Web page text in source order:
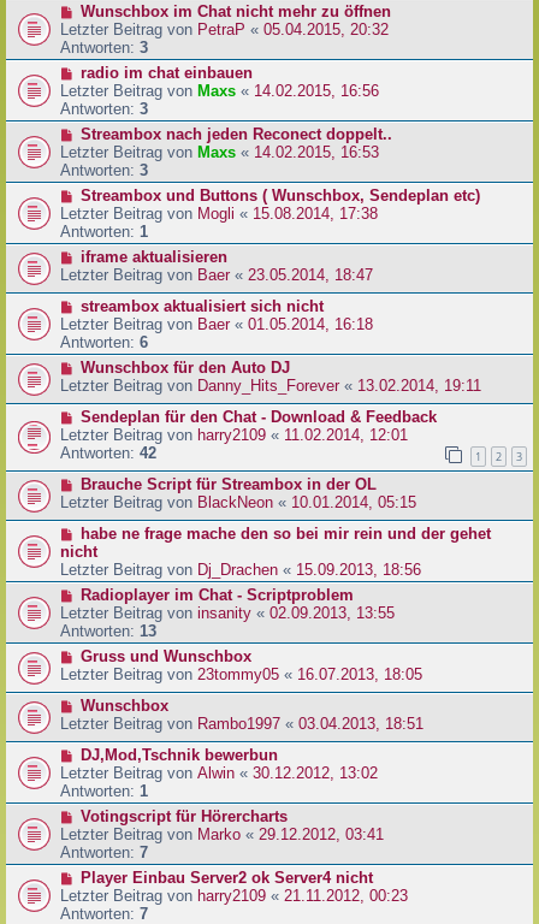
Wunschbox im Chat nicht mehr zu öffnen
Letzter Beitrag von PetraP « 05.04.2015, 20:32
Antworten: 3
radio im chat einbauen
Letzter Beitrag von Maxs « 14.02.2015, 16:56
Antworten: 3
Streambox nach jeden Reconect doppelt..
Letzter Beitrag von Maxs « 14.02.2015, 16:53
Antworten: 3
Streambox und Buttons ( Wunschbox, Sendeplan etc)
Letzter Beitrag von Mogli « 15.08.2014, 17:38
Antworten: 1
iframe aktualisieren
Letzter Beitrag von Baer « 23.05.2014, 18:47
streambox aktualisiert sich nicht
Letzter Beitrag von Baer« 01.05.2014, 16:18
Antworten: 6
Wunschbox für den Auto DJ
Letzter Beitrag von Danny_Hits_Forever « 13.02.2014, 19:11
Sendeplan für den Chat - Download & Feedback
Letzter Beitrag von harry2109 « 11.02.2014, 12:01
Antworten: 42 1 2 3
Brauche Script für Streambox in der OL
Letzter Beitrag von BlackNeon « 10.01.2014, 05:15
habe ne frage mache den so bei mir rein und der gehet
nicht
Letzter Beitrag von Dj_Drachen « 15.09.2013, 18:56
Radioplayer im Chat - Scriptproblem
Letzter Beitrag von insanity « 02.09.2013, 13:55
Antworten: 13
Gruss und Wunschbox
Letzter Beitrag von 23tommy05 « 16.07.2013, 18:05
Wunschbox
Letzter Beitrag von Rambo1997 « 03.04.2013, 18:51
DJ,Mod,Tschnik bewerbun
Letzter Beitrag von Alwin « 30.12.2012, 13:02
Antworten: 1
Votingscript für Hörercharts
Letzter Beitrag von Marko « 29.12.2012, 03:41
Antworten: 7
Player Einbau Server2 ok Server4 nicht
Letzter Beitrag von harry2109 « 21.11.2012, 00:23
Antworten: 7